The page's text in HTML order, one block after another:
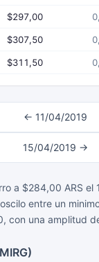
$297,00
$307,50
$311,50
← 11/04/2019
15/04/2019 →
a $284,00 ARS el
entre un
con una amplitud